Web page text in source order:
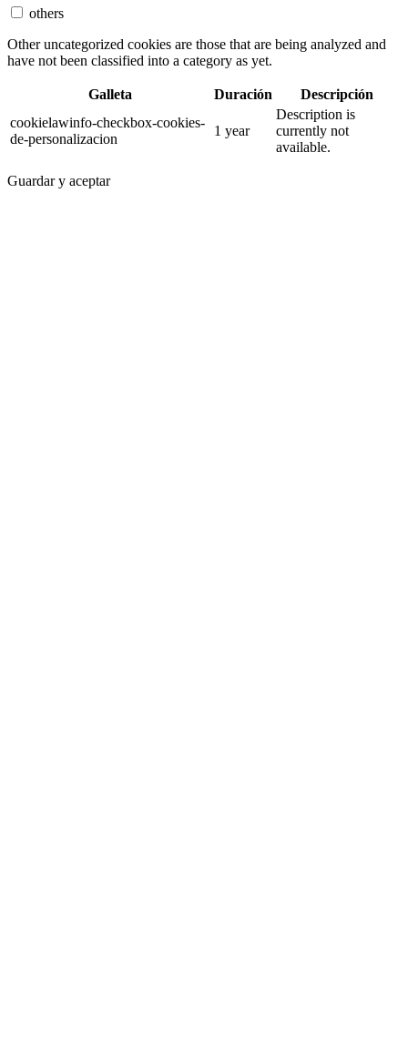
others
Other uncategorized cookies are those that are being analyzed and
have not been classified into a category as yet.
Galleta Duración
Descripción
cookielawinfo-checkbox-cookies-
de-personalizacion
1 year
Description is
currently not
available.
Guardar y aceptar